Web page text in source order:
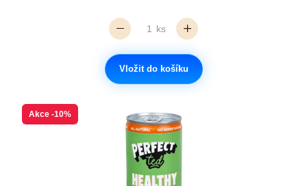
ks
Vložit do košíku
Akce -10%